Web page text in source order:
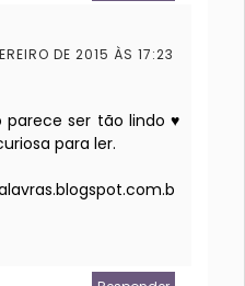
DE 2015 ÀS 17:23
parece ser tão lindo ♥
para ler.